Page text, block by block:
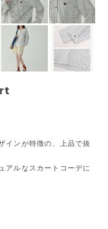
インが特徴の、上品で抜
アルなスカートコーデに